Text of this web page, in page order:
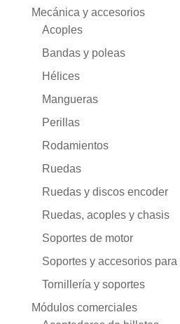
Mecánica y accesorios
Acoples
Bandas y poleas
Hélices
Mangueras
Perillas
Rodamientos
Ruedas
Ruedas y discos encoder
Ruedas, acoples y chasis
Soportes de motor
Soportes y accesorios
Tornillería y soportes
Módulos comerciales